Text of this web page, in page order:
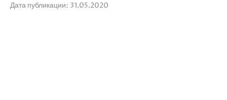
Дата публикации: 31.05.2020